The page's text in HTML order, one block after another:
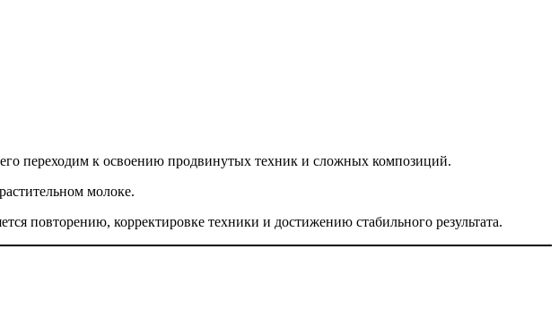
переходим к освоению продвинутых техник и сложных композиций.
молоке.
повторению, корректировке техники и достижению стабильного результата.